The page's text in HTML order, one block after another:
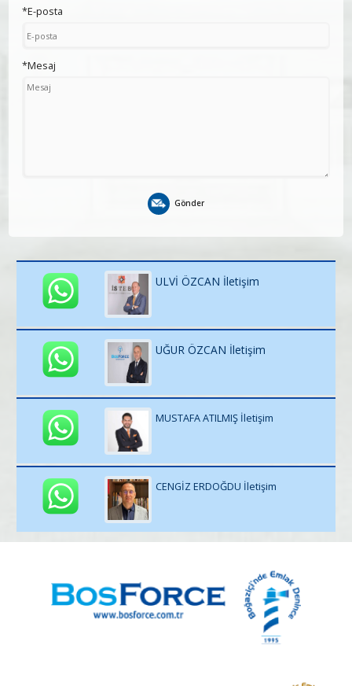
*E-posta
*Mesaj
Gönder
ULVİ ÖZCAN İletişim
UĞUR ÖZCAN İletişim
MUSTAFA ATILMIŞ İletişim
CENGİZ ERDOĞDU İletişim